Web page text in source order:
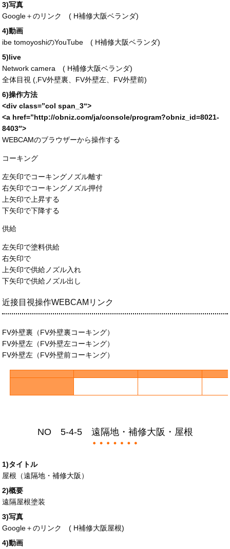
3)写真
Google＋のリンク ( H補修大阪ベランダ)
4)動画
ibe tomoyoshiのYouTube ( H補修大阪ベランダ)
5)live
Network camera ( H補修大阪ベランダ)
全体目視 (,FV外壁裏、FV外壁左、FV外壁前)
6)操作方法
<div class=”col span_3“>
<a href=”http://obniz.com/ja/console/program?obniz_id=8021-
8403″>
WEBCAMのブラウザーから操作する
コーキング
左矢印でコーキングノズル離す
右矢印でコーキングノズル押付
上矢印で上昇する
下矢印で下降する
供給
左矢印で塗料供給
右矢印で
上矢印で供給ノズル入れ
下矢印で供給ノズル出し
近接目視操作WEBCAMリンク
FV外壁裏（FV外壁裏コーキング）
FV外壁左（FV外壁左コーキング）
FV外壁左（FV外壁前コーキング）
NO 5-4-5 遠隔地・補修大阪・屋根
1)タイトル
屋根（遠隔地・補修大阪）
2)概要
遠隔屋根塗装
3)写真
Google＋のリンク ( H補修大阪屋根)
4)動画